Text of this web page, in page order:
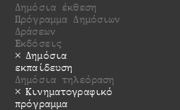
Δημόσια έκθεση
Πρόγραμμα Δημόσιων
Δράσεων
Εκδόσεις
Δημόσια
εκπαίδευση
Δημόσια τηλεόραση
Κινηματογραφικό
πρόγραμμα